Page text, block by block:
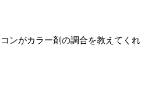
ンがカラー剤の調合を教えてくれ